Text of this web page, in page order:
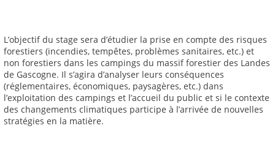
L’objectif du stage sera d’étudier la prise en compte des risques
forestiers (incendies, tempêtes, problèmes sanitaires, etc.) et
non forestiers dans les campings du massif forestier des Landes
de Gascogne. Il s’agira d’analyser leurs conséquences
(réglementaires, économiques, paysagères, etc.) dans
l’exploitation des campings et l’accueil du public et si le contexte
des changements climatiques participe à l’arrivée de nouvelles
stratégies en la matière.